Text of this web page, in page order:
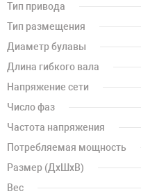
Тип привода
Тип размещения
Диаметр булавы
Длина гибкого вала
Напряжение сети
Число фаз
Частота напряжения
Потребляемая мощность
Размер (ДхШхВ)
Вес